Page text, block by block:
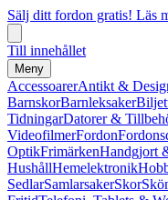
Sälj ditt fordon gratis! Läs
Till innehållet
Meny
AccessoarerAntikt &
BarnskorBarnleksaker
TidningarDatorer &
VideofilmerFordon
OptikFrimärkenHandgjort
HushållHemelektronik
SedlarSamlarsakerSkor